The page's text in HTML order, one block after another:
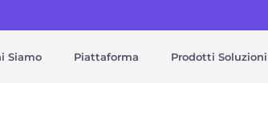
Siamo Piattaforma Prodotti Soluzioni